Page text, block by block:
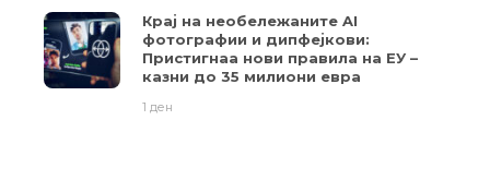
Крај на необележаните AI
фотографии и дипфејкови:
Пристигнаа нови правила на ЕУ –
казни до 35 милиони евра
1 ден